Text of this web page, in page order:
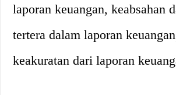
laporan keuangan, keabsahan
tertera dalam laporan
keakuratan dari laporan